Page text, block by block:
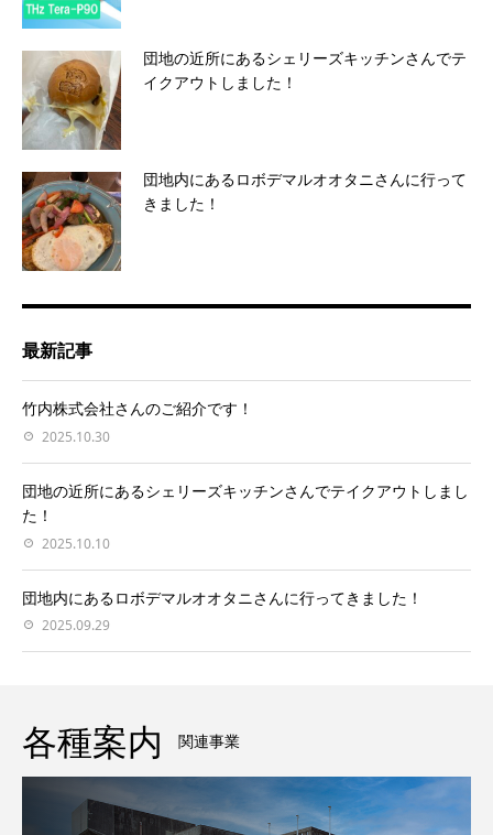
団地の近所にあるシェリーズキッチンさんでテ
イクアウトしました！
団地内にあるロボデマルオオタニさんに行って
きました！
最新記事
竹内株式会社さんのご紹介です！
2025.10.30
団地の近所にあるシェリーズキッチンさんでテイクアウトしまし
た！
2025.10.10
団地内にあるロボデマルオオタニさんに行ってきました！
2025.09.29
各種案内 関連事業